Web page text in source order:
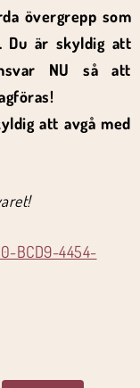
övergrepp som
Du är skyldig att
NU så att
att avgå med
BCD9-4454-